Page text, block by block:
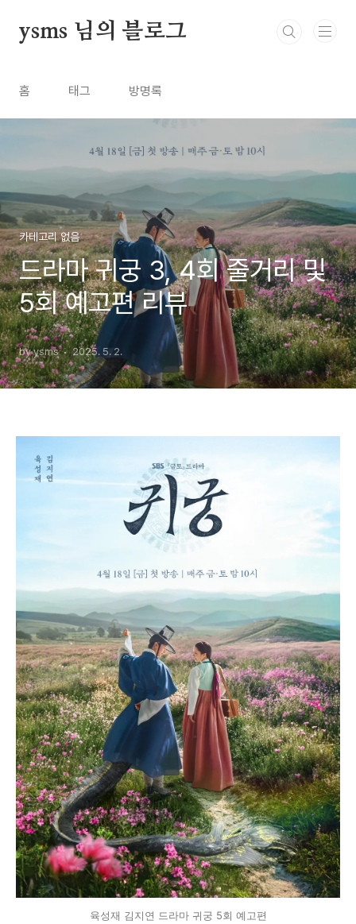
ysms 님의 블로그
홈 태그 방명록
카테고리 없음
드라마 귀궁 3, 4회 줄거리 및
5회 예고편 리뷰
by ysms 2025. 5. 2.
육성재 김지연 드라마 귀궁 5회 예고편